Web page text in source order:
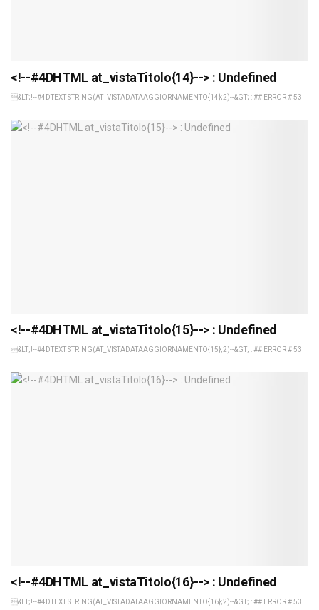
<!--#4DHTML at_vistaTitolo{14}--> : Undefined
&LT;!--#4DTEXT STRING(AT_VISTADATAAGGIORNAMENTO{14};2)--&GT; : ## ERROR # 53
<!--#4DHTML at_vistaTitolo{15}--> : Undefined
&LT;!--#4DTEXT STRING(AT_VISTADATAAGGIORNAMENTO{15};2)--&GT; : ## ERROR # 53
<!--#4DHTML at_vistaTitolo{16}--> : Undefined
&LT;!--#4DTEXT STRING(AT_VISTADATAAGGIORNAMENTO{16};2)--&GT; : ## ERROR # 53